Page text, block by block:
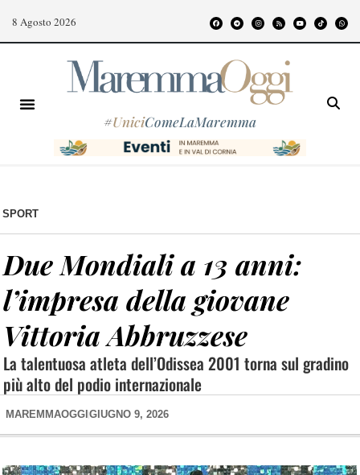
8 Agosto 2026
#UniciComeLaMaremma
SPORT
Due Mondiali a 13 anni:
l’impresa della giovane
Vittoria Abbruzzese
La talentuosa atleta dell’Odissea 2001 torna sul gradino
più alto del podio internazionale
MAREMMAOGGI GIUGNO 9, 2026